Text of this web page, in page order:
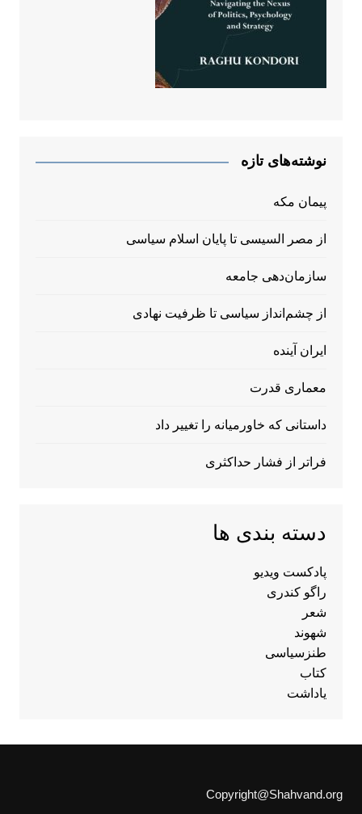
نوشته‌های تازه
پیمان مکه
از مصر السیسی تا پایان اسلام سیاسی
سازمان‌دهی جامعه
از چشم‌انداز سیاسی تا ظرفیت نهادی
ایران آینده
معماری قدرت
داستانی که خاورمیانه را تغییر داد
فراتر از فشار حداکثری
دسته بندی ها
پادکست ویدیو
راگو کندری
شعر
شهوند
طنزسیاسی
کتاب
یاداشت
Copyright@Shahvand.org